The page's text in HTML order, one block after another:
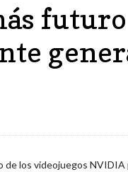
los videojuegos